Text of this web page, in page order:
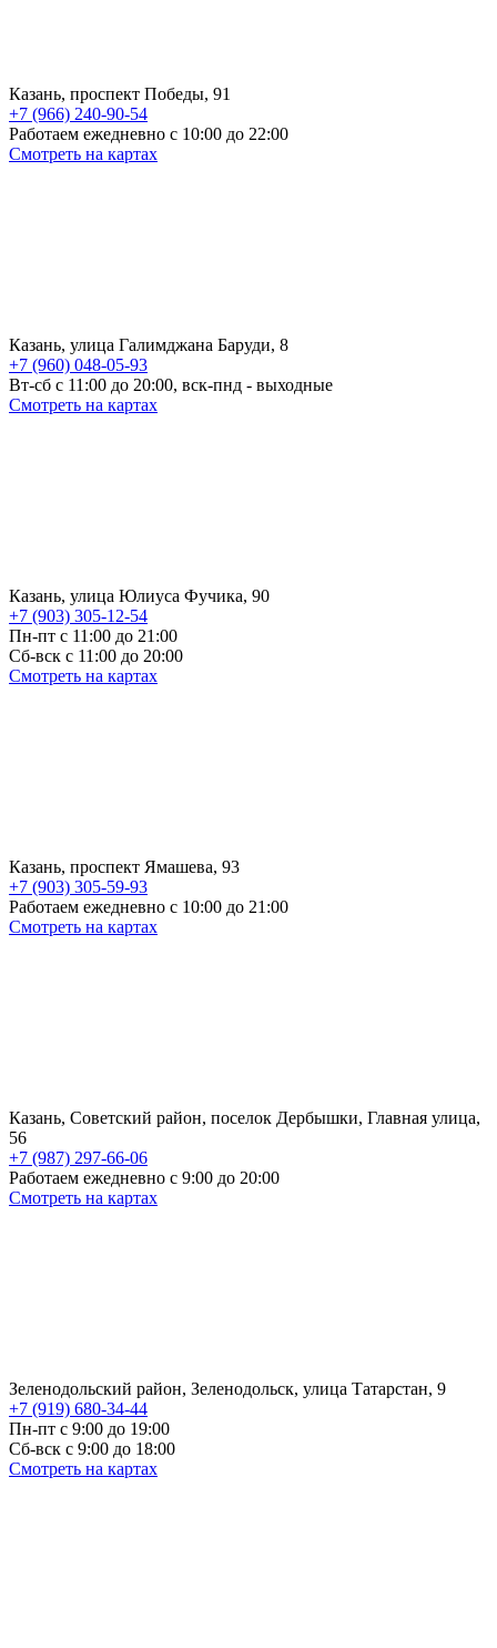
Казань, проспект Победы, 91
+7 (966) 240-90-54
Работаем ежедневно с 10:00 до 22:00
Смотреть на картах
Казань, улица Галимджана Баруди, 8
+7 (960) 048-05-93
Вт-сб с 11:00 до 20:00, вск-пнд - выходные
Смотреть на картах
Казань, улица Юлиуса Фучика, 90
+7 (903) 305-12-54
Пн-пт с 11:00 до 21:00
Сб-вск с 11:00 до 20:00
Смотреть на картах
Казань, проспект Ямашева, 93
+7 (903) 305-59-93
Работаем ежедневно с 10:00 до 21:00
Смотреть на картах
Казань, Советский район, поселок Дербышки, Главная улица,
56
+7 (987) 297-66-06
Работаем ежедневно с 9:00 до 20:00
Смотреть на картах
Зеленодольский район, Зеленодольск, улица Татарстан, 9
+7 (919) 680-34-44
Пн-пт с 9:00 до 19:00
Сб-вск с 9:00 до 18:00
Смотреть на картах